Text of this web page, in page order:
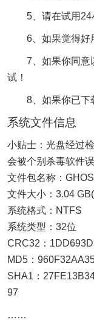
5、请在试用24
6、如果觉得好用
7、如果你同意以
试！
8、如果你已下载
系统文件信息
小贴士：光盘经过
会被个别杀毒软件
文件包名称：
文件大小：3.04
系统格式：NTFS
系统类型：32位
CRC32：
MD5：
SHA1：
97
……